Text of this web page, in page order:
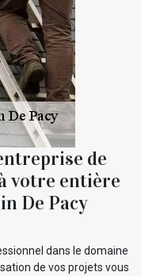
de
votre entière
De Pacy
dans le domaine
de vos projets vous